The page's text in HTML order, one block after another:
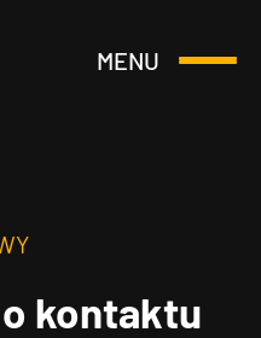
MENU
Otwórz
kontaktu